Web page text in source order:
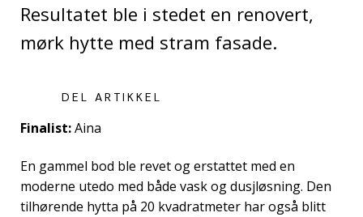
Resultatet ble i stedet en renovert,
mørk hytte med stram fasade.
DEL ARTIKKEL
Finalist:Aina
En gammel bod ble revet og erstattet med en
moderne utedo med både vask og dusjløsning. Den
tilhørende hytta på 20 kvadratmeter har også blitt